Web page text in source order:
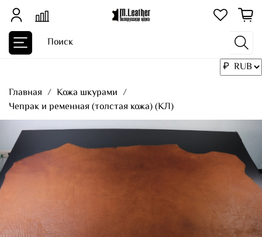
Главная
Кожа шкурами
Чепрак и ременная (толстая кожа) (КЛ)